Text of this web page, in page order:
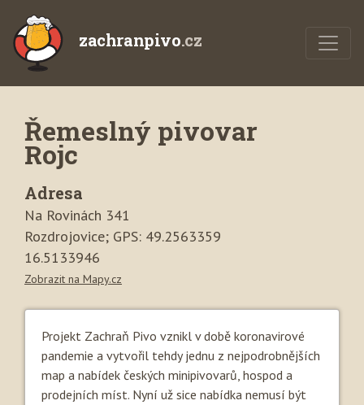
zachranpivo.cz
Řemeslný pivovar
Rojc
Adresa
Na Rovinách 341
Rozdrojovice; GPS: 49.2563359
16.5133946
Zobrazit na Mapy.cz
Projekt Zachraň Pivo vznikl v době koronavirové
pandemie a vytvořil tehdy jednu z nejpodrobnějších
map a nabídek českých minipivovarů, hospod a
prodejních míst. Nyní už sice nabídka nemusí být